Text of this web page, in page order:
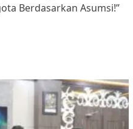
Berdasarkan Asumsi!”